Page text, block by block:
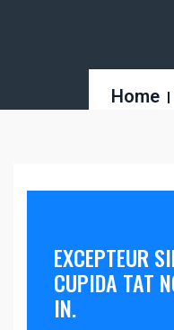
Home
EXCEPTEUR
CUPIDA TAT
IN.